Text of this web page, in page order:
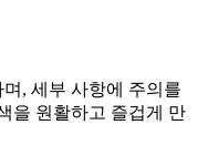
, 세부 사항에 주의를
을 원활하고 즐겁게 만